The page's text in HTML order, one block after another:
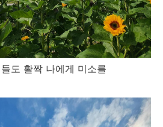
도 활짝 나에게 미소를